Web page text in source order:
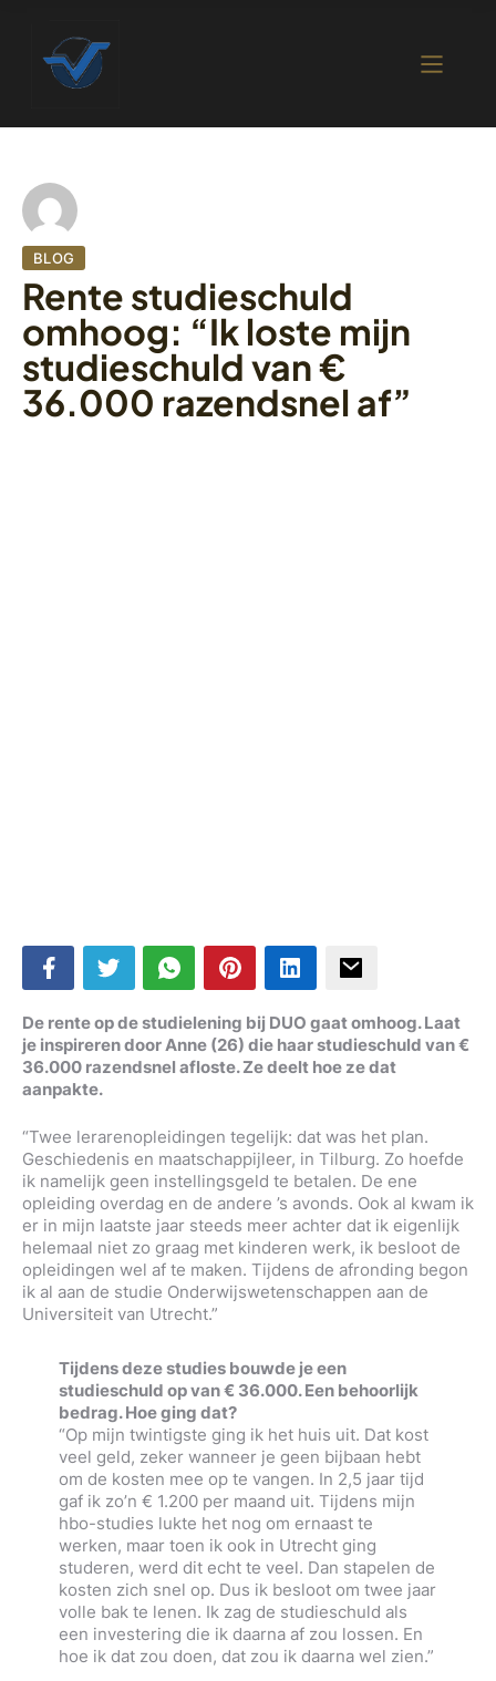
BLOG
Rente studieschuld
omhoog: “Ik loste mijn
studieschuld van €
36.000 razendsnel af”
De rente op de studielening bij DUO gaat omhoog. Laat
je inspireren door Anne (26) die haar studieschuld van €
36.000 razendsnel afloste. Ze deelt hoe ze dat
aanpakte.
“Twee lerarenopleidingen tegelijk: dat was het plan.
Geschiedenis en maatschappijleer, in Tilburg. Zo hoefde
ik namelijk geen instellingsgeld te betalen. De ene
opleiding overdag en de andere ’s avonds. Ook al kwam ik
er in mijn laatste jaar steeds meer achter dat ik eigenlijk
helemaal niet zo graag met kinderen werk, ik besloot de
opleidingen wel af te maken. Tijdens de afronding begon
ik al aan de studie Onderwijswetenschappen aan de
Universiteit van Utrecht.”
Tijdens deze studies bouwde je een
studieschuld op van € 36.000. Een behoorlijk
bedrag. Hoe ging dat?
“Op mijn twintigste ging ik het huis uit. Dat kost
veel geld, zeker wanneer je geen bijbaan hebt
om de kosten mee op te vangen. In 2,5 jaar tijd
gaf ik zo’n € 1.200 per maand uit. Tijdens mijn
hbo-studies lukte het nog om ernaast te
werken, maar toen ik ook in Utrecht ging
studeren, werd dit echt te veel. Dan stapelen de
kosten zich snel op. Dus ik besloot om twee jaar
volle bak te lenen. Ik zag de studieschuld als
een investering die ik daarna af zou lossen. En
hoe ik dat zou doen, dat zou ik daarna wel zien.”